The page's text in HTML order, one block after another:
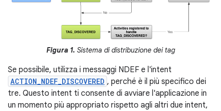
Figura 1. Sistema di distribuzione dei tag
Se possibile, utilizza i messaggi NDEF e l'intent
ACTION_NDEF_DISCOVERED , perché è il più specifico dei
tre. Questo intent ti consente di avviare l'applicazione in
un momento più appropriato rispetto agli altri due intent,